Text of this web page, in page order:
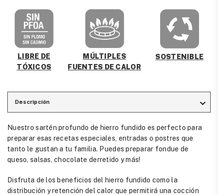
LIBRE DE
TÓXICOS
MÚLTIPLES
FUENTES DE CALOR
SOSTENIBLE
Descripción
Nuestro sartén profundo de hierro fundido es perfecto para
preparar esas recetas especiales, entradas o postres que
tanto le gustan a tu familia. Puedes preparar fondue de
queso, salsas, chocolate derretido y más!
Disfruta de los beneficios del hierro fundido como la
distribución y retención del calor que permitirá una cocción